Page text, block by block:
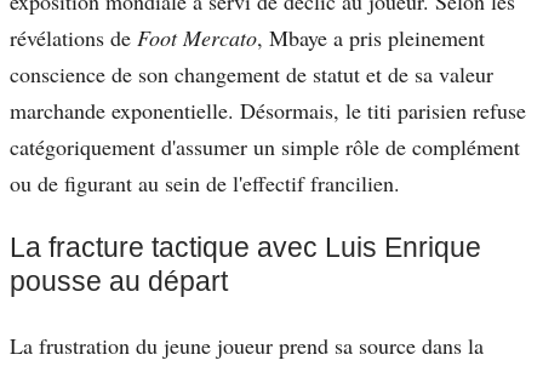
révélations de Foot Mercato, Mbaye a pris pleinement
conscience de son changement de statut et de sa valeur
marchande exponentielle. Désormais, le titi parisien refuse
catégoriquement d'assumer un simple rôle de complément
ou de figurant au sein de l'effectif francilien.
La fracture tactique avec Luis Enrique
pousse au départ
La frustration du jeune joueur prend sa source dans la